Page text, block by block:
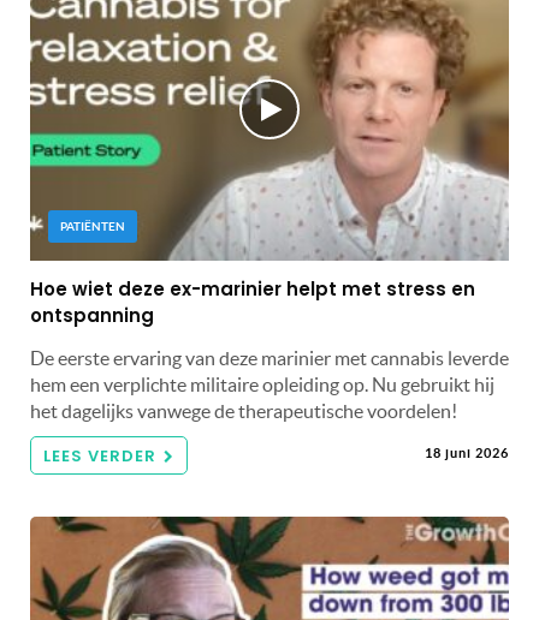
PATIËNTEN
Hoe wiet deze ex-marinier helpt met stress en
ontspanning
De eerste ervaring van deze marinier met cannabis leverde
hem een ​​verplichte militaire opleiding op. Nu gebruikt hij
het dagelijks vanwege de therapeutische voordelen!
LEES VERDER 18 juni 2026